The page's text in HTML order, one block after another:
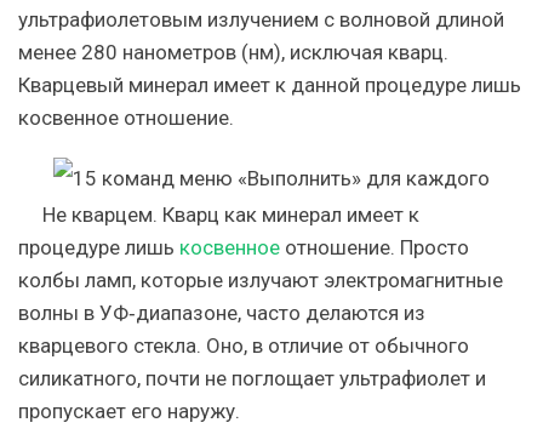
ультрафиолетовым излучением с волновой длиной
менее 280 нанометров (нм), исключая кварц.
Кварцевый минерал имеет к данной процедуре лишь
косвенное отношение.
Не кварцем. Кварц как минерал имеет к
процедуре лишь косвенное отношение. Просто
колбы ламп, которые излучают электромагнитные
волны в УФ‑диапазоне, часто делаются из
кварцевого стекла. Оно, в отличие от обычного
силикатного, почти не поглощает ультрафиолет и
пропускает его наружу.